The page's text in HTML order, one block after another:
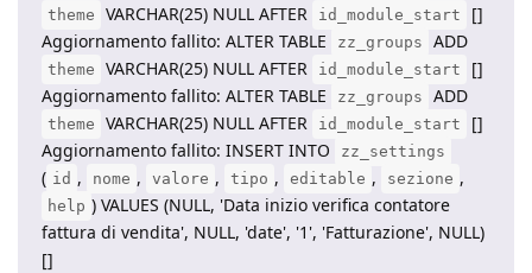
theme VARCHAR(25) NULL AFTER id_module_start
[]
Aggiornamento fallito: ALTER TABLE
zz_groups ADD
theme VARCHAR(25) NULL AFTER id_module_start
[]
Aggiornamento fallito: ALTER TABLE
zz_groups ADD
theme VARCHAR(25) NULL AFTER id_module_start
[]
Aggiornamento fallito: INSERT INTO
zz_settings
( id , nome , valore , tipo , editable , sezione ,
help ) VALUES (NULL, 'Data inizio verifica contatore
fattura di vendita', NULL, 'date', '1', 'Fatturazione', NULL)
[]